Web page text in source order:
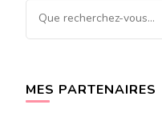
Vous
recherchiez
MES PARTENAIRES